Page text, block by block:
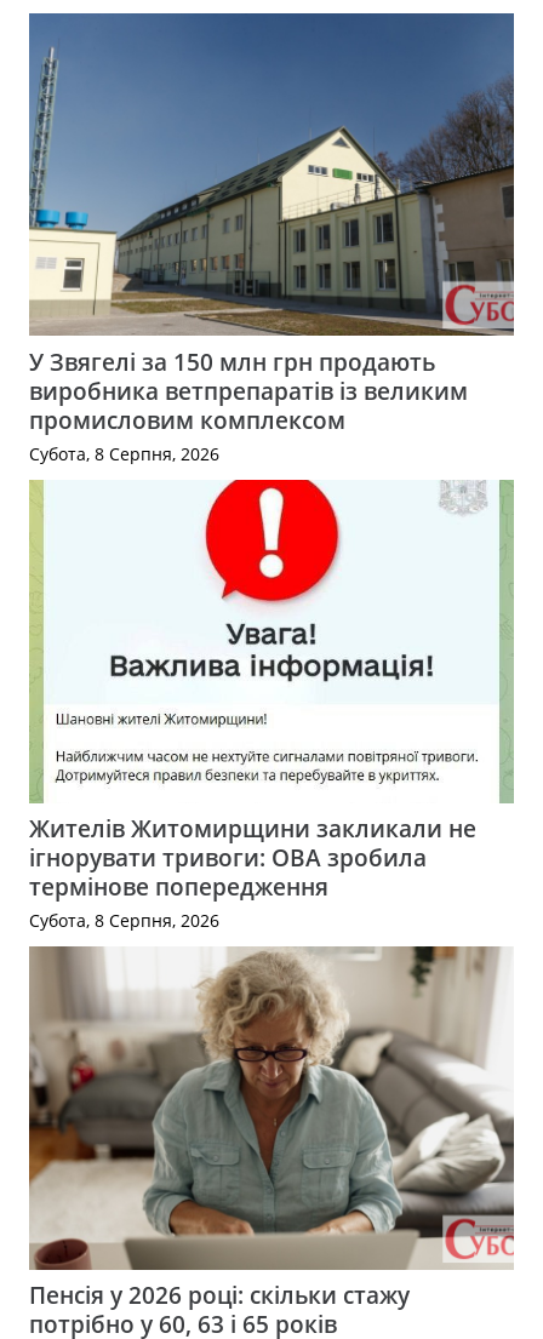
У Звягелі за 150 млн грн продають
виробника ветпрепаратів із великим
промисловим комплексом
Субота, 8 Серпня, 2026
Жителів Житомирщини закликали не
ігнорувати тривоги: ОВА зробила
термінове попередження
Субота, 8 Серпня, 2026
Пенсія у 2026 році: скільки стажу
потрібно у 60, 63 і 65 років